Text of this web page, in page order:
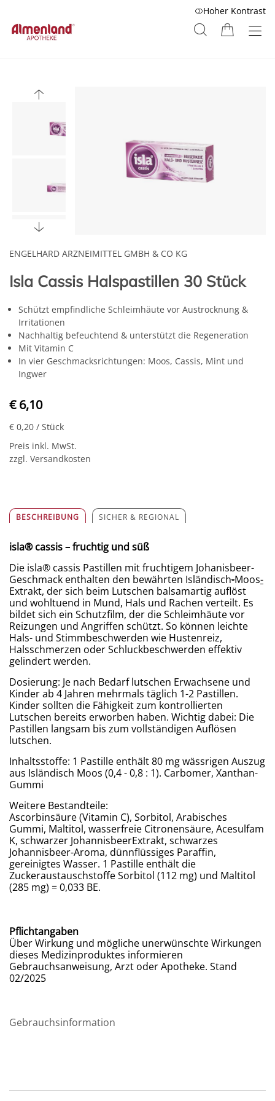
Hoher Kontrast
ENGELHARD ARZNEIMITTEL GMBH & CO KG
Isla Cassis Halspastillen 30 Stück
Schützt empfindliche Schleimhäute vor Austrocknung &
Irritationen
Nachhaltig befeuchtend & unterstützt die Regeneration
Mit Vitamin C
In vier Geschmacksrichtungen: Moos, Cassis, Mint und
Ingwer
€ 6,10
€ 0,20 / Stück
Preis inkl. MwSt.
zzgl. Versandkosten
BESCHREIBUNG SICHER & REGIONAL
isla® cassis – fruchtig und süß
Die isla® cassis Pastillen mit fruchtigem Johanisbeer-
Geschmack enthalten den bewährten Isländisch-Moos-
Extrakt, der sich beim Lutschen balsamartig auflöst
und wohltuend in Mund, Hals und Rachen verteilt. Es
bildet sich ein Schutzfilm, der die Schleimhäute vor
Reizungen und Angriffen schützt. So können leichte
Hals- und Stimmbeschwerden wie Hustenreiz,
Halsschmerzen oder Schluckbeschwerden effektiv
gelindert werden.
Dosierung: Je nach Bedarf lutschen Erwachsene und
Kinder ab 4 Jahren mehrmals täglich 1-2 Pastillen.
Kinder sollten die Fähigkeit zum kontrollierten
Lutschen bereits erworben haben. Wichtig dabei: Die
Pastillen langsam bis zum vollständigen Auflösen
lutschen.
Inhaltsstoffe: 1 Pastille enthält 80 mg wässrigen Auszug
aus Isländisch Moos (0,4 - 0,8 : 1). Carbomer, Xanthan-
Gummi
Weitere Bestandteile:
Ascorbinsäure (Vitamin C), Sorbitol, Arabisches
Gummi, Maltitol, wasserfreie Citronensäure, Acesulfam
K, schwarzer JohannisbeerExtrakt, schwarzes
Johannisbeer-Aroma, dünnflüssiges Paraffin,
gereinigtes Wasser. 1 Pastille enthält die
Zuckeraustauschstoffe Sorbitol (112 mg) und Maltitol
(285 mg) = 0,033 BE.
Pflichtangaben
Über Wirkung und mögliche unerwünschte Wirkungen
dieses Medizinproduktes informieren
Gebrauchsanweisung, Arzt oder Apotheke. Stand
02/2025
Gebrauchsinformation